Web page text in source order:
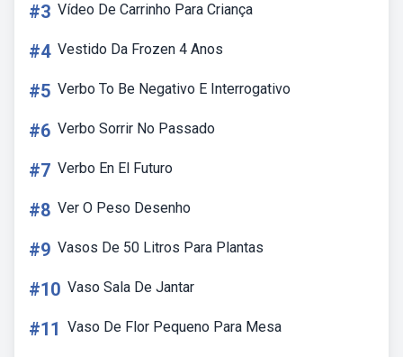
#3 Vídeo De Carrinho Para Criança
#4 Vestido Da Frozen 4 Anos
#5 Verbo To Be Negativo E Interrogativo
#6 Verbo Sorrir No Passado
#7 Verbo En El Futuro
#8 Ver O Peso Desenho
#9 Vasos De 50 Litros Para Plantas
#10 Vaso Sala De Jantar
#11 Vaso De Flor Pequeno Para Mesa